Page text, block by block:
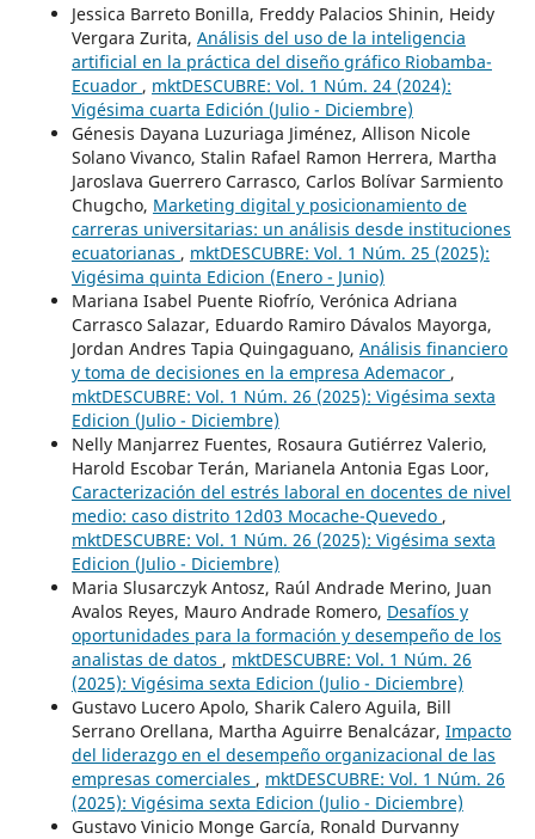
Jessica Barreto Bonilla, Freddy Palacios Shinin, Heidy
Vergara Zurita, Análisis del uso de la inteligencia
artificial en la práctica del diseño gráfico Riobamba-
Ecuador , mktDESCUBRE: Vol. 1 Núm. 24 (2024):
Vigésima cuarta Edición (Julio - Diciembre)
Génesis Dayana Luzuriaga Jiménez, Allison Nicole
Solano Vivanco, Stalin Rafael Ramon Herrera, Martha
Jaroslava Guerrero Carrasco, Carlos Bolívar Sarmiento
Chugcho, Marketing digital y posicionamiento de
carreras universitarias: un análisis desde instituciones
ecuatorianas , mktDESCUBRE: Vol. 1 Núm. 25 (2025):
Vigésima quinta Edicion (Enero - Junio)
Mariana Isabel Puente Riofrío, Verónica Adriana
Carrasco Salazar, Eduardo Ramiro Dávalos Mayorga,
Jordan Andres Tapia Quingaguano, Análisis financiero
y toma de decisiones en la empresa Ademacor ,
mktDESCUBRE: Vol. 1 Núm. 26 (2025): Vigésima sexta
Edicion (Julio - Diciembre)
Nelly Manjarrez Fuentes, Rosaura Gutiérrez Valerio,
Harold Escobar Terán, Marianela Antonia Egas Loor,
Caracterización del estrés laboral en docentes de nivel
medio: caso distrito 12d03 Mocache-Quevedo ,
mktDESCUBRE: Vol. 1 Núm. 26 (2025): Vigésima sexta
Edicion (Julio - Diciembre)
Maria Slusarczyk Antosz, Raúl Andrade Merino, Juan
Avalos Reyes, Mauro Andrade Romero, Desafíos y
oportunidades para la formación y desempeño de los
analistas de datos , mktDESCUBRE: Vol. 1 Núm. 26
(2025): Vigésima sexta Edicion (Julio - Diciembre)
Gustavo Lucero Apolo, Sharik Calero Aguila, Bill
Serrano Orellana, Martha Aguirre Benalcázar, Impacto
del liderazgo en el desempeño organizacional de las
empresas comerciales , mktDESCUBRE: Vol. 1 Núm. 26
(2025): Vigésima sexta Edicion (Julio - Diciembre)
Gustavo Vinicio Monge García, Ronald Durvanny